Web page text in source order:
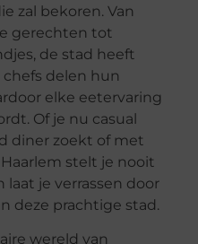
zal bekoren. Van
gerechten tot
de stad heeft
chefs delen hun
elke eetervaring
Of je nu casual
diner zoekt of met
stelt je nooit
laat je verrassen door
deze prachtige stad.
wereld van